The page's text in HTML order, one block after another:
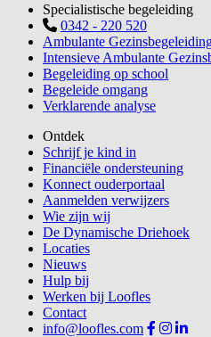
Specialistische begeleiding
0342 - 220 520
Ambulante
Intensieve Ambulante
Begeleiding op school
Begeleide omgang
Verklarende analyse
Ontdek
Schrijf je kind in
Financiële ondersteuning
Konnect ouderportaal
Aanmelden verwijzers
Wie zijn wij
De Dynamische Driehoek
Locaties
Nieuws
Hulp bij
Werken bij Loofles
Contact
info@loofles.com